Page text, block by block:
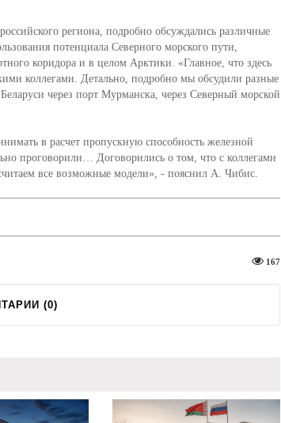
региона, подробно обсуждались различные
потенциала Северного морского пути,
коридора и в целом Арктики. «Главное, что здесь
коллегами. Детально, подробно мы обсудили разные
через порт Мурманска, через Северный морской
в расчет пропускную способность железной
проговорили… Договорились о том, что с коллегами
все возможные модели», - пояснил А. Чибис.
167
(0)